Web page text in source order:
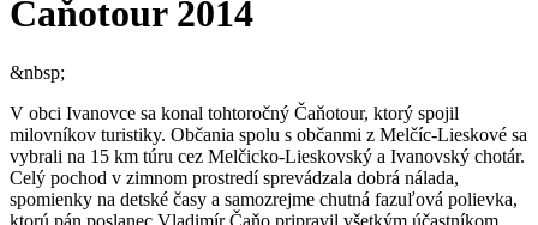
Čaňotour 2014
&nbsp;
V obci Ivanovce sa konal tohtoročný Čaňotour, ktorý spojil
milovníkov turistiky. Občania spolu s občanmi z Melčíc-Lieskové sa
vybrali na 15 km túru cez Melčicko-Lieskovský a Ivanovský chotár.
Celý pochod v zimnom prostredí sprevádzala dobrá nálada,
spomienky na detské časy a samozrejme chutná fazuľová polievka,
ktorú pán poslanec Vladimír Čaňo pripravil všetkým účastníkom